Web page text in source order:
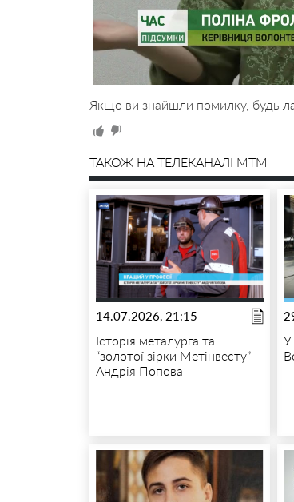
Якщо ви знайшли помилку, будь
ТАКОЖ НА ТЕЛЕКАНАЛІ MTM
14.07.2026, 21:15
Історія металурга та
“золотої зірки Метінвесту”
Андрія Попова
У